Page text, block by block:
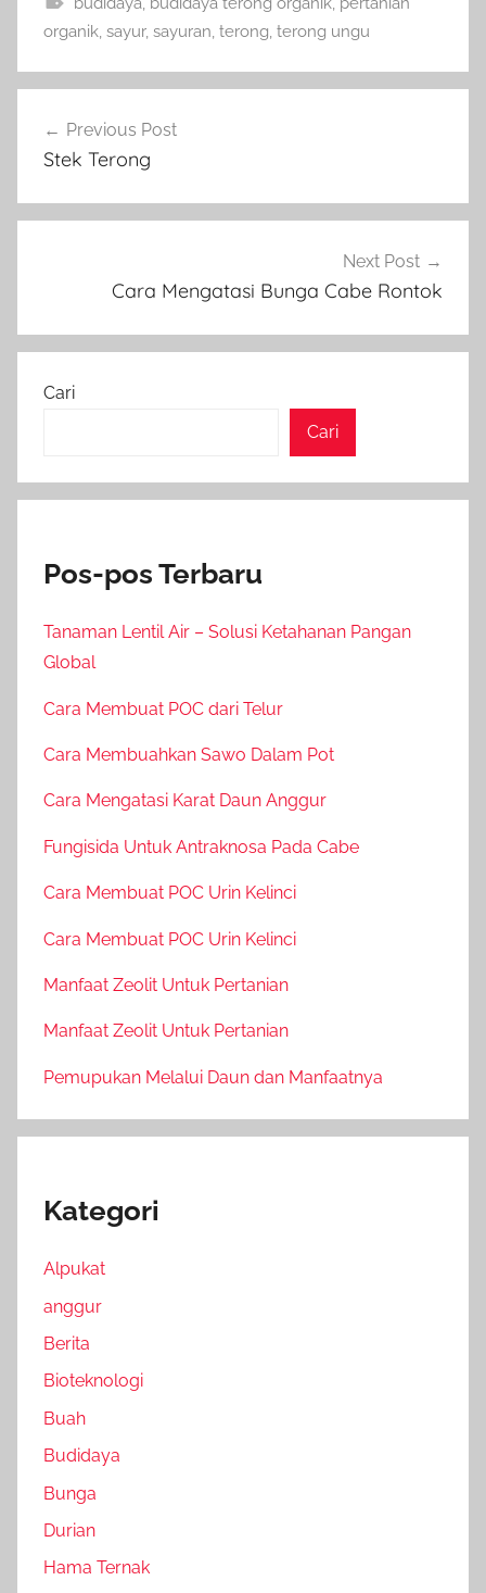
organik, sayur, sayuran, terong, terong ungu
pos
Previous Post
Stek Terong
Next Post
Cara Mengatasi Bunga Cabe Rontok
Cari
Cari
Pos-pos Terbaru
Tanaman Lentil Air – Solusi Ketahanan Pangan
Global
Cara Membuat POC dari Telur
Cara Membuahkan Sawo Dalam Pot
Cara Mengatasi Karat Daun Anggur
Fungisida Untuk Antraknosa Pada Cabe
Cara Membuat POC Urin Kelinci
Cara Membuat POC Urin Kelinci
Manfaat Zeolit Untuk Pertanian
Manfaat Zeolit Untuk Pertanian
Pemupukan Melalui Daun dan Manfaatnya
Kategori
Alpukat
anggur
Berita
Bioteknologi
Buah
Budidaya
Bunga
Durian
Hama Ternak